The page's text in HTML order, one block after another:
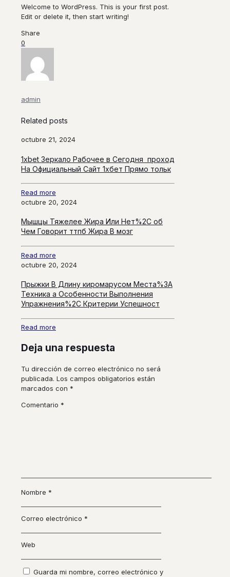
Welcome to WordPress. This is your first post.
Edit or delete it, then start writing!
Share
0
admin
Related posts
octubre 21, 2024
1xbet Зеркало Рабочее в Сегодня ️ проход
На Официальный Сайт 1хбет Прямо тольк
Read more
octubre 20, 2024
Мышцы Тяжелее Жира Или Нет%2C об
Чем Говорит ттпб Жира В мозг
Read more
octubre 20, 2024
Прыжки В Длину киромарусом Места%3A
Техника а Особенности Выполнения
Упражнения%2C Критерии Успешност
Read more
Deja una respuesta
Tu dirección de correo electrónico no será
publicada. Los campos obligatorios están
marcados con *
Comentario *
Nombre *
Correo electrónico *
Web
Guarda mi nombre, correo electrónico y